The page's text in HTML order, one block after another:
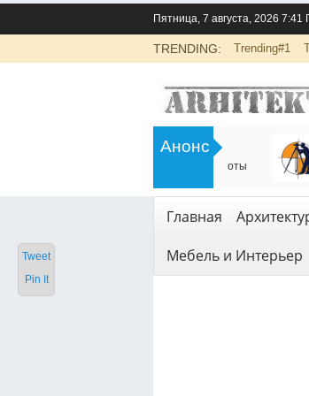
Пятница, 7 августа, 2026 7:41
TRENDING: Trending#1
Анонс
Инженерно-экологические изыскания
Главная
Мебель и Интерьер
Tweet
Pin It